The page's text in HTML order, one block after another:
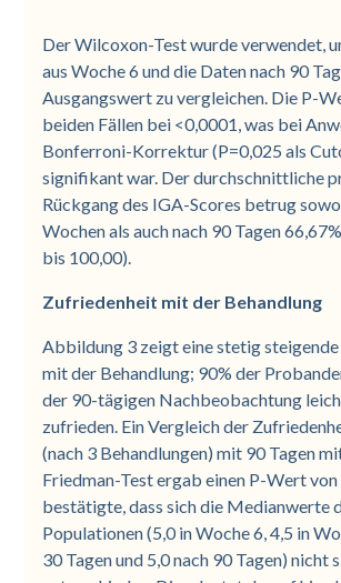
Der Wilcoxon-Test wurde verwendet,
aus Woche 6 und die Daten nach 90
Ausgangswert zu vergleichen. Die P-
beiden Fällen bei <0,0001, was bei
Bonferroni-Korrektur (P=0,025 als
signifikant war. Der durchschnittliche
Rückgang des IGA-Scores betrug
Wochen als auch nach 90 Tagen
bis 100,00).
Zufriedenheit mit der Behandlung
Abbildung 3 zeigt eine stetig
mit der Behandlung; 90% der
der 90-tägigen Nachbeobachtung
zufrieden. Ein Vergleich der
(nach 3 Behandlungen) mit 90 Tagen
Friedman-Test ergab einen P-Wert von
bestätigte, dass sich die Medianwerte
Populationen (5,0 in Woche 6, 4,5 in
30 Tagen und 5,0 nach 90 Tagen) nicht